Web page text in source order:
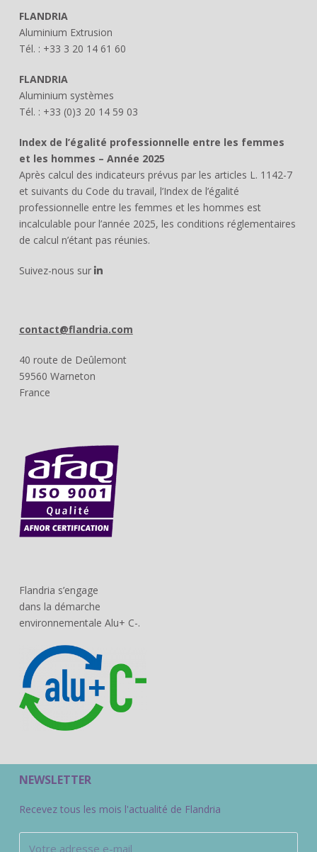
FLANDRIA
Aluminium Extrusion
Tél. : +33 3 20 14 61 60
FLANDRIA
Aluminium systèmes
Tél. : +33 (0)3 20 14 59 03
Index de l’égalité professionnelle entre les femmes
et les hommes – Année 2025
Après calcul des indicateurs prévus par les articles L. 1142-7
et suivants du Code du travail, l’Index de l’égalité
professionnelle entre les femmes et les hommes est
incalculable pour l’année 2025, les conditions réglementaires
de calcul n’étant pas réunies.
Suivez-nous sur
contact@flandria.com
40 route de Deûlemont
59560 Warneton
France
Flandria s’engage
dans la démarche
environnementale Alu+ C-.
NEWSLETTER
Recevez tous les mois l'actualité de Flandria